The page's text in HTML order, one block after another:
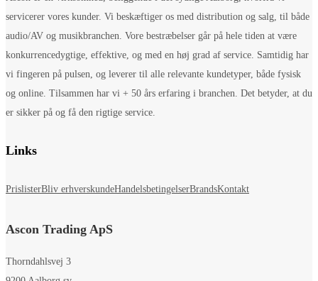
servicerer vores kunder. Vi beskæftiger os med distribution og salg, til både
audio/AV og musikbranchen. Vore bestræbelser går på hele tiden at være
konkurrencedygtige, effektive, og med en høj grad af service. Samtidig har
vi fingeren på pulsen, og leverer til alle relevante kundetyper, både fysisk
og online. Tilsammen har vi + 50 års erfaring i branchen. Det betyder, at du
er sikker på og få den rigtige service.
Links
PrislisterBliv erhverskundeHandelsbetingelserBrandsKontakt
Ascon Trading ApS
Thorndahlsvej 3